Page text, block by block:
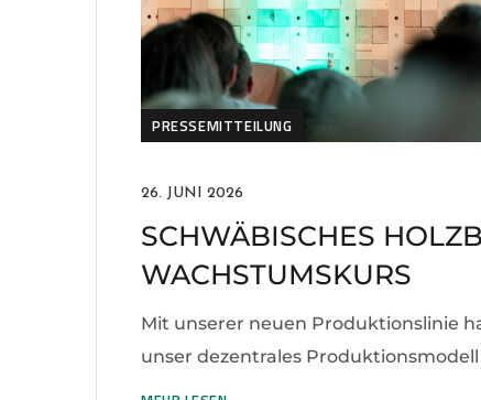
PRESSEMITTEILUNG
26. JUNI 2026
SCHWÄBISCHES
WACHSTUMSKURS
Mit unserer neuen Produktionslinie
unser dezentrales